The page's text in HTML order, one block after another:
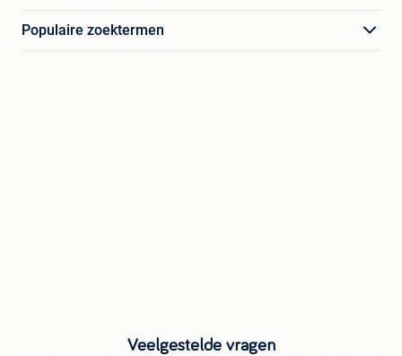
Populaire zoektermen
Veelgestelde vragen